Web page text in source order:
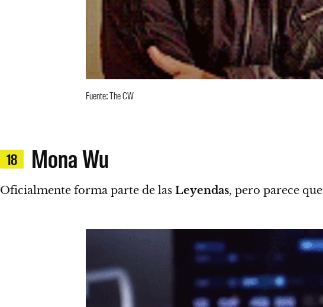
Fuente: The CW
18 Mona Wu
Oficialmente forma parte de las Leyendas, pero parece que